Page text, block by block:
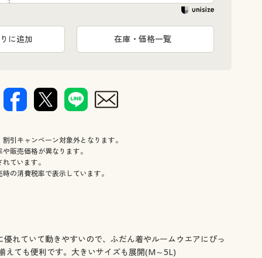
に追加 在庫・価格一覧
引キャンペーン対象外となります。
販売価格が異なります。
ています。
の消費税率で表示しています。
れていて動きやすいので、ふだん着やルームウエアにぴっ
えても便利です。大きいサイズも展開(M～5L)